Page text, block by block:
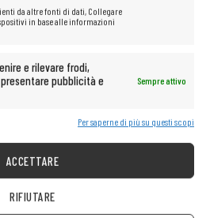
da altre fonti di dati, Collegare
in base alle informazioni
e rilevare frodi,
pubblicità e
Sempre attivo
Per saperne di più su questi scopi
ACCETTARE
RIFIUTARE